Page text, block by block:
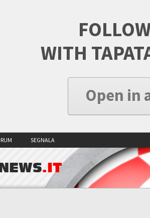
WITH
Open in
SEGNALA
NEWS.IT